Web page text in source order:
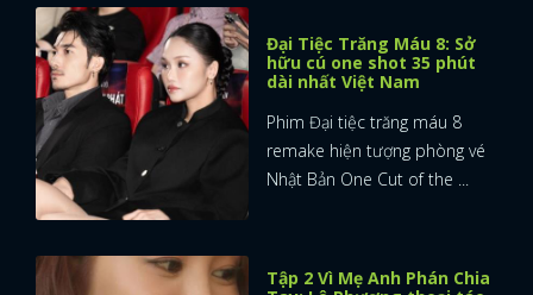
Đại Tiệc Trăng Máu 8: Sở
hữu cú one shot 35 phút
dài nhất Việt Nam
Phim Đại tiệc trăng máu 8
remake hiện tượng phòng vé
Nhật Bản One Cut of the ...
Tập 2 Vì Mẹ Anh Phán Chia